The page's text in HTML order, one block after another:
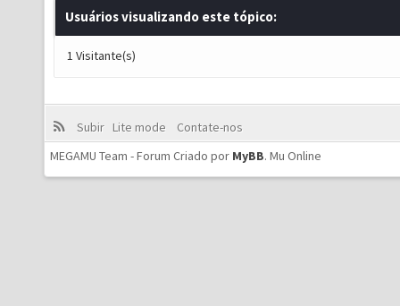
Usuários visualizando este tópico:
1 Visitante(s)
Subir Lite mode
Contate-nos
MEGAMU Team - Forum Criado por MyBB. Mu Online